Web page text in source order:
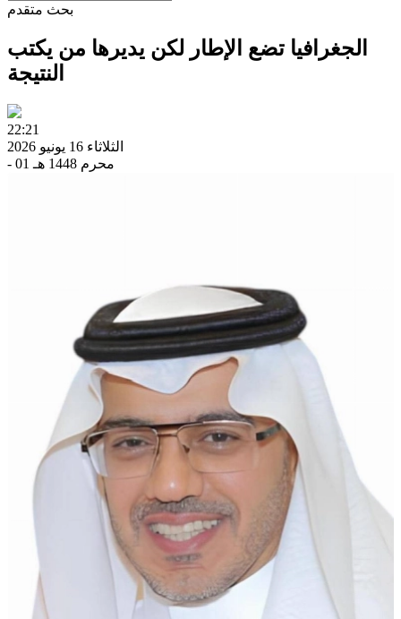
بحث متقدم
الجغرافيا تضع الإطار لكن يديرها من يكتب
النتيجة
22:21
الثلاثاء 16 يونيو 2026
- 01 محرم 1448 هـ